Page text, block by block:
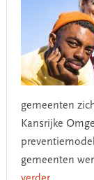
gemeenten
Kansrijke
gemeenten